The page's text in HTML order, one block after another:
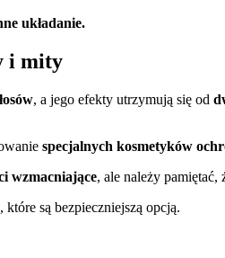
układanie.
i mity
, a jego efekty utrzymują się od
specjalnych kosmetyków
wzmacniające, ale należy pamiętać,
, które są bezpieczniejszą opcją.